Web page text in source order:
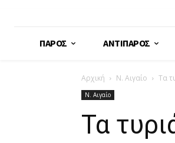
ΠΆΡΟΣ ΑΝΤΊΠΑΡΟΣ
Αρχική Ν. Αιγαίο Τα
Ν. Αιγαίο
Τα